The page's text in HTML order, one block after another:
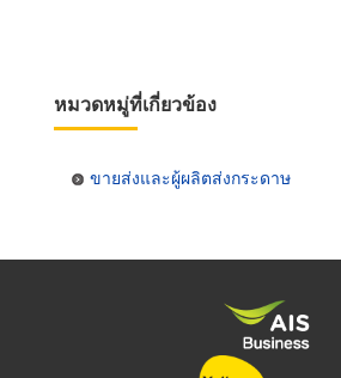
หมวดหมู่ที่เกี่ยวข้อง
ขายส่งและผู้ผลิตส่งกระดาษ